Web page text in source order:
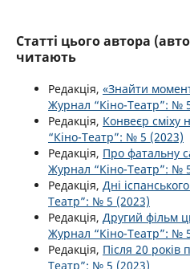
Статті цього автора
читають
Редакція, «Знайти
Журнал “Кіно-Театр”: №
Редакція, Конвеєр сміху
“Кіно-Театр”: № 5 (2023)
Редакція, Про фатальну
Журнал “Кіно-Театр”: №
Редакція, Дні
Театр”: № 5 (2023)
Редакція, Другий фільм
Журнал “Кіно-Театр”: №
Редакція, Після 20 років
Театр”: № 5 (2023)